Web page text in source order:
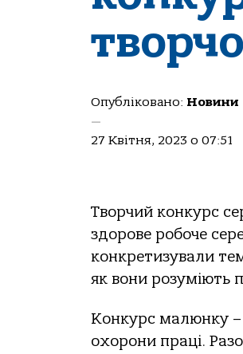
Опубліковано: Новини
—
27 Квітня, 2023 о 07:51
Творчий конкурс
здорове робоче
конкретизували
як вони розуміють
Конкурс малюнку –
охорони праці.